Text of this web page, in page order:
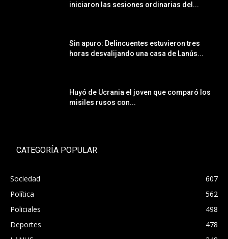
iniciaron las sesiones ordinarias del...
Sin apuro: Delincuentes estuvieron tres
horas desvalijando una casa de Lanús...
Huyó de Ucrania el joven que comparó los
misiles rusos con...
CATEGORÍA POPULAR
Sociedad
607
Política
562
Policiales
498
Deportes
478